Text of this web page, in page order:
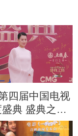
四届中国电视
典 盛典之路]
儿登上红毯